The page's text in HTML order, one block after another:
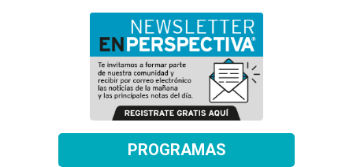
PROGRAMAS